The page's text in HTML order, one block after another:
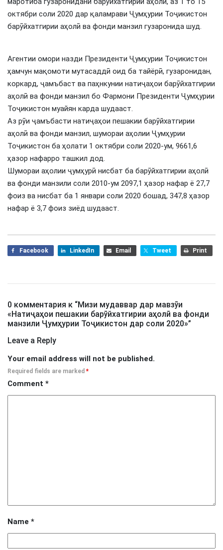
октябри соли 2020 дар қаламрави Ҷумҳурии Тоҷикистон
барӯйхатгирии аҳолӣ ва фонди манзил гузаронида шуд.
Агентии омори назди Президенти Ҷумҳурии Тоҷикистон
ҳамчун мақомоти мутасаддӣ оид ба тайёрӣ, гузаронидан,
коркард, ҷамъбаст ва паҳнкунии натиҷаҳои барӯйхатгирии
аҳолӣ ва фонди манзил бо Фармони Президенти Ҷумҳурии
Тоҷикистон муайян карда шудааст.
Аз рӯи ҷамъбасти натиҷаҳои пешакии барӯйхатгирии
аҳолӣ ва фонди манзил, шумораи аҳолии Ҷумҳурии
Тоҷикистон ба ҳолати 1 октябри соли 2020-ум, 9661,6
ҳазор нафарро ташкил дод.
Шумораи аҳолии ҷумҳурӣ нисбат ба барӯйхатгирии аҳолӣ
ва фонди манзили соли 2010-ум 2097,1 ҳазор нафар ё 27,7
фоиз ва нисбат ба 1 январи соли 2020 бошад, 347,8 ҳазор
нафар ё 3,7 фоиз зиёд шудааст.
Facebook LinkedIn Email Tweet Print
0 комментария к “Мизи мудаввар дар мавзӯи
«Натиҷаҳои пешакии барӯйхатгирии аҳолӣ ва фонди
манзили Ҷумҳурии Тоҷикистон дар соли 2020»”
Leave a Reply
Your email address will not be published.
Required fields are marked *
Comment *
Name *